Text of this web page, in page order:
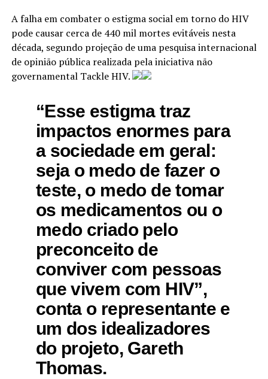
A falha em combater o estigma social em torno do HIV
pode causar cerca de 440 mil mortes evitáveis nesta
década, segundo projeção de uma pesquisa internacional
de opinião pública realizada pela iniciativa não
governamental Tackle HIV.
“Esse estigma traz
impactos enormes para
a sociedade em geral:
seja o medo de fazer o
teste, o medo de tomar
os medicamentos ou o
medo criado pelo
preconceito de
conviver com pessoas
que vivem com HIV”,
conta o representante e
um dos idealizadores
do projeto, Gareth
Thomas.